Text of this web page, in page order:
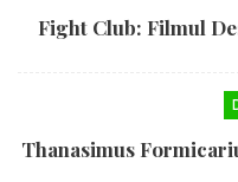
Fight Club: Filmul
Thanasimus